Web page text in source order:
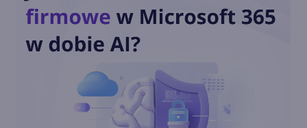
Autonomiczne modele
cyberatak na serwery Hugging
Face